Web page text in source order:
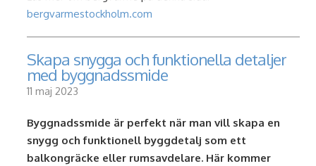
bergvarmestockholm.com
Skapa snygga och funktionella detaljer
med byggnadssmide
11 maj 2023
Byggnadssmide är perfekt när man vill skapa en
snygg och funktionell byggdetalj som ett
balkongräcke eller rumsavdelare. Här kommer